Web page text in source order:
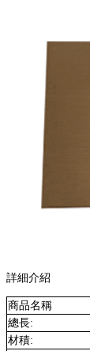
詳細介紹
商品名稱
總長:
材積: